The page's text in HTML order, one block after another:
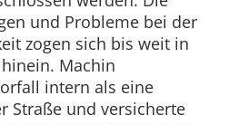
und Probleme bei der
zogen sich bis weit in
Machin
intern als eine
Straße und versicherte